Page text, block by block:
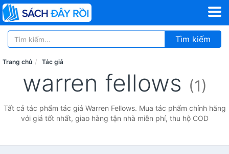
Tìm kiếm
Trang chủ Tác giả
warren fellows (1)
Tất cả tác phẩm tác giả Warren Fellows. Mua tác phẩm chính hãng
với giá tốt nhất, giao hàng tận nhà miễn phí, thu hộ COD